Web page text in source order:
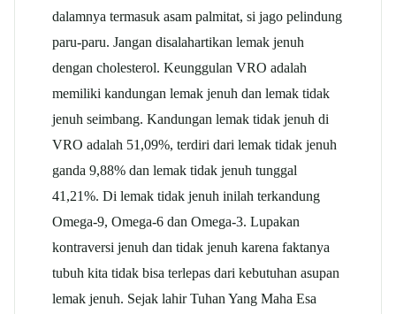
dalamnya termasuk asam palmitat, si jago pelindung
paru-paru. Jangan disalahartikan lemak jenuh
dengan cholesterol. Keunggulan VRO adalah
memiliki kandungan lemak jenuh dan lemak tidak
jenuh seimbang. Kandungan lemak tidak jenuh di
VRO adalah 51,09%, terdiri dari lemak tidak jenuh
ganda 9,88% dan lemak tidak jenuh tunggal
41,21%. Di lemak tidak jenuh inilah terkandung
Omega-9, Omega-6 dan Omega-3. Lupakan
kontraversi jenuh dan tidak jenuh karena faktanya
tubuh kita tidak bisa terlepas dari kebutuhan asupan
lemak jenuh. Sejak lahir Tuhan Yang Maha Esa